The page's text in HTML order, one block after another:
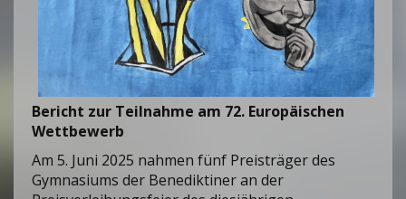
Bericht zur Teilnahme am 72. Europäischen
Wettbewerb
Am 5. Juni 2025 nahmen fünf Preisträger des
Gymnasiums der Benediktiner an der